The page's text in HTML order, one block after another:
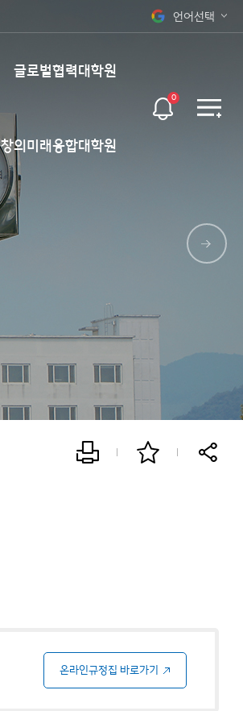
오늘 하루 보지 않기
언어선택
글로벌협력대학원
창의미래융합대학원
0
온라인규정집 바로가기